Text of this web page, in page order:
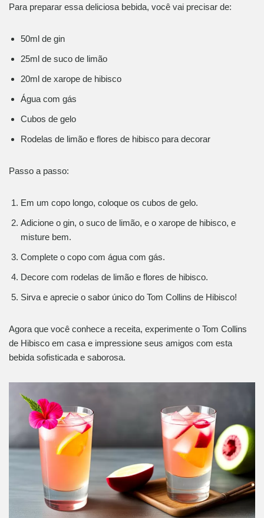
Para preparar essa deliciosa bebida, você vai precisar de:
50ml de gin
25ml de suco de limão
20ml de xarope de hibisco
Água com gás
Cubos de gelo
Rodelas de limão e flores de hibisco para decorar
Passo a passo:
Em um copo longo, coloque os cubos de gelo.
Adicione o gin, o suco de limão, e o xarope de hibisco, e
misture bem.
Complete o copo com água com gás.
Decore com rodelas de limão e flores de hibisco.
Sirva e aprecie o sabor único do Tom Collins de Hibisco!
Agora que você conhece a receita, experimente o Tom Collins
de Hibisco em casa e impressione seus amigos com esta
bebida sofisticada e saborosa.